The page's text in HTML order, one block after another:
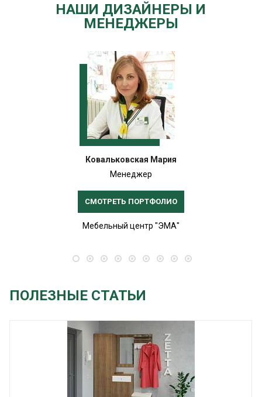
НАШИ ДИЗАЙНЕРЫ И
МЕНЕДЖЕРЫ
Ковальковская Мария
Менеджер
СМОТРЕТЬ ПОРТФОЛИО
Мебельный центр "ЭМА"
ПОЛЕЗНЫЕ СТАТЬИ